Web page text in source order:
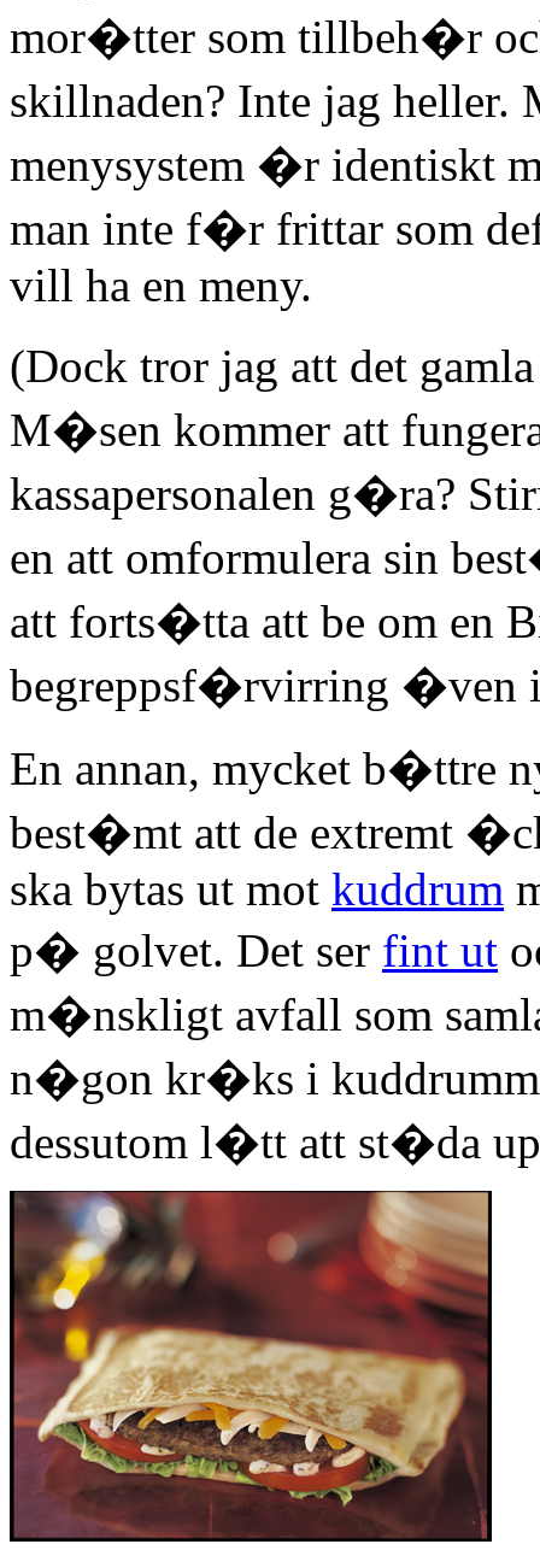
mor�tter som tillbeh�r
skillnaden? Inte jag
menysystem �r identiskt
man inte f�r frittar som
vill ha en meny.
(Dock tror jag att det
M�sen kommer att
kassapersonalen g�ra?
en att omformulera sin
att forts�tta att be om en
begreppsf�rvirring �ven
En annan, mycket b�ttre
best�mt att de extremt
ska bytas ut mot kuddrum
p� golvet. Det ser fint ut
m�nskligt avfall som
n�gon kr�ks i
dessutom l�tt att st�da